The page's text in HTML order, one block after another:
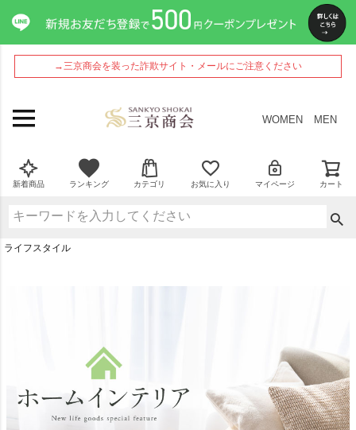
→三京商会を装った詐欺サイト・メールにご注意ください
WOMEN MEN
新着商品 ランキング カテゴリ お気に入り マイページ カート
ライフスタイル